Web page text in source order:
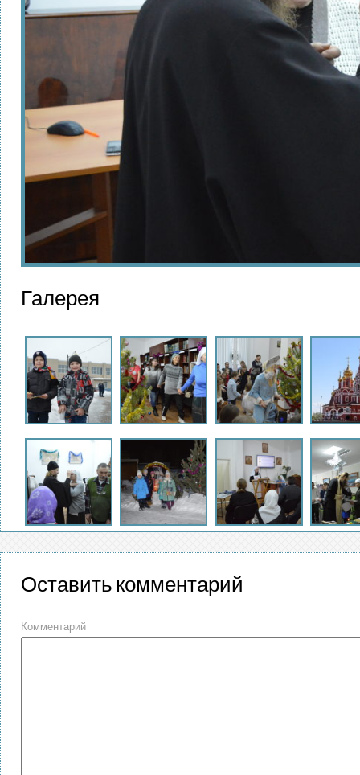
Галерея
Оставить комментарий
Комментарий